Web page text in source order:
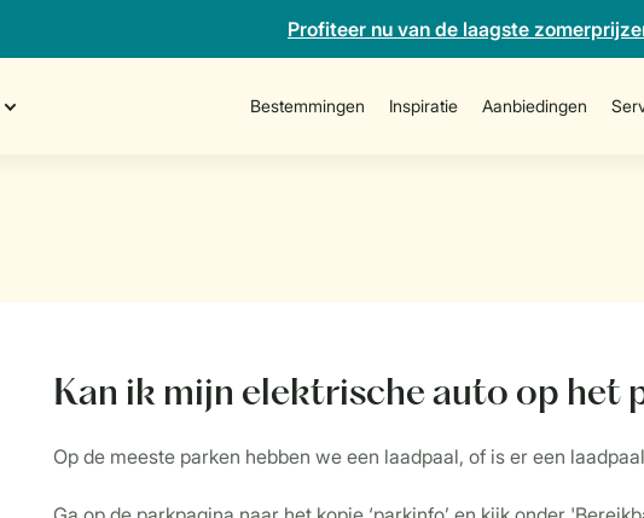
Profiteer nu van de laagste
Bestemmingen Inspiratie Aanbiedingen